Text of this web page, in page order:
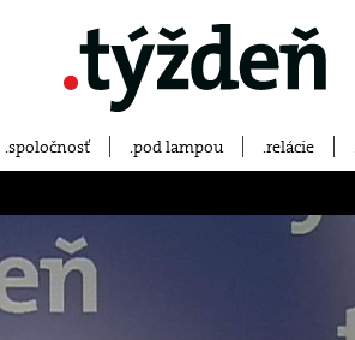
spoločnosť pod lampou relácie